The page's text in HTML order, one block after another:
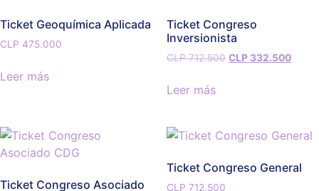
Ticket Geoquímica Aplicada
CLP 475.000
Leer más
Ticket Congreso
Inversionista
CLP712.500 CLP 332.500
Leer más
Ticket Congreso Asociado
Ticket Congreso General
CLP 712.500